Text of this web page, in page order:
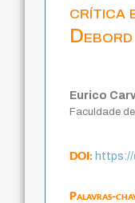
crítica
Debord
Eurico
Faculdade
DOI:https://
Palavras-